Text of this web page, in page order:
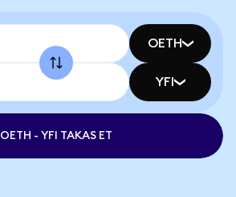
OETH
YFI
OETH - YFI TAKAS ET